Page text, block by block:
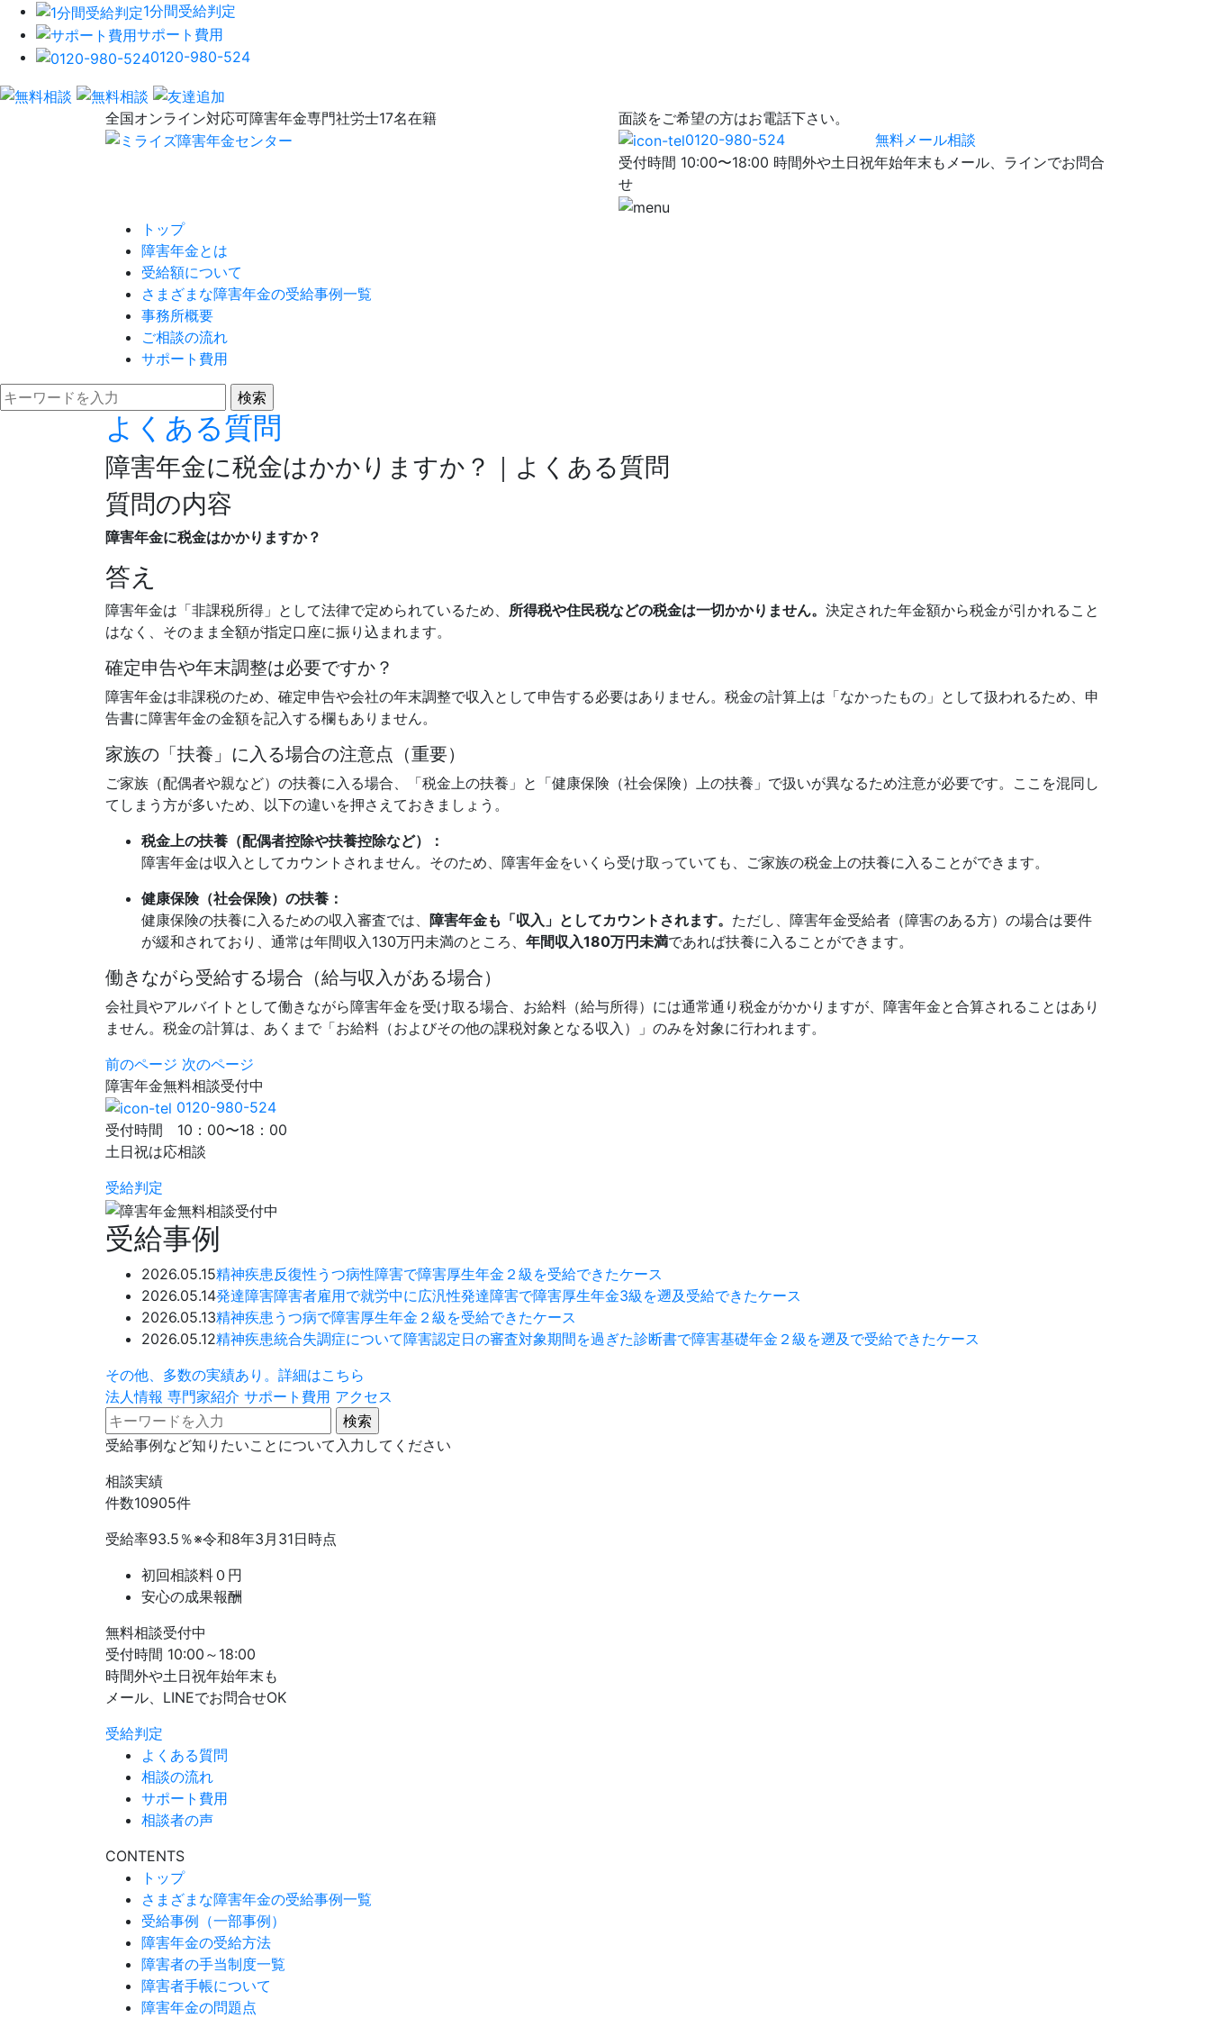
1分間受給判定
サポート費用
0120-980-524
全国オンライン対応可障害年金専門社労士17名在籍
面談をご希望の方はお電話下さい。
0120-980-524
無料メール相談
受付時間 10:00〜18:00 時間外や土日祝年始年末もメール、ラインでお問合
せ
トップ
障害年金とは
受給額について
さまざまな障害年金の受給事例一覧
事務所概要
ご相談の流れ
サポート費用
よくある質問
障害年金に税金はかかりますか？｜よくある質問
質問の内容
障害年金に税金はかかりますか？
答え
障害年金は「非課税所得」として法律で定められているため、 所得税や住民税などの税金は一切かかりません。 決定された年金額から税金が引かれること
はなく、そのまま全額が指定口座に振り込まれます。
確定申告や年末調整は必要ですか？
障害年金は非課税のため、確定申告や会社の年末調整で収入として申告する必要はありません。税金の計算上は「なかったもの」として扱われるため、申
告書に障害年金の金額を記入する欄もありません。
家族の「扶養」に入る場合の注意点（重要）
ご家族（配偶者や親など）の扶養に入る場合、「税金上の扶養」と「健康保険（社会保険）上の扶養」で扱いが異なるため注意が必要です。ここを混同し
てしまう方が多いため、以下の違いを押さえておきましょう。
税金上の扶養（配偶者控除や扶養控除など）：
障害年金は収入としてカウントされません。そのため、障害年金をいくら受け取っていても、ご家族の税金上の扶養に入ることができます。
健康保険（社会保険）の扶養：
健康保険の扶養に入るための収入審査では、 障害年金も「収入」としてカウントされます。 ただし、障害年金受給者（障害のある方）の場合は要件
が緩和されており、通常は年間収入130万円未満のところ、 年間収入180万円未満であれば扶養に入ることができます。
働きながら受給する場合（給与収入がある場合）
会社員やアルバイトとして働きながら障害年金を受け取る場合、お給料（給与所得）には通常通り税金がかかりますが、障害年金と合算されることはあり
ません。税金の計算は、あくまで「お給料（およびその他の課税対象となる収入）」のみを対象に行われます。
前のページ 次のページ
障害年金無料相談受付中
0120-980-524
受付時間 10：00〜18：00
土日祝は応相談
受給判定
受給事例
2026.05.15精神疾患反復性うつ病性障害で障害厚生年金２級を受給できたケース
2026.05.14発達障害障害者雇用で就労中に広汎性発達障害で障害厚生年金3級を遡及受給できたケース
2026.05.13精神疾患 うつ病で障害厚生年金２級を受給できたケース
2026.05.12精神疾患統合失調症について障害認定日の審査対象期間を過ぎた診断書で障害基礎年金２級を遡及で受給できたケース
その他、多数の実績あり。詳細はこちら
法人情報 専門家紹介 サポート費用 アクセス
受給事例など知りたいことについて入力してください
相談実績
件数10905件
受給率93.5 ％※令和8年3月31日時点
初回相談料０円
安心の成果報酬
無料相談受付中
受付時間 10:00～18:00
時間外や土日祝年始年末も
メール、LINEでお問合せOK
受給判定
よくある質問
相談の流れ
サポート費用
相談者の声
CONTENTS
トップ
さまざまな障害年金の受給事例一覧
受給事例（一部事例）
障害年金の受給方法
障害者の手当制度一覧
障害者手帳について
障害年金の問題点